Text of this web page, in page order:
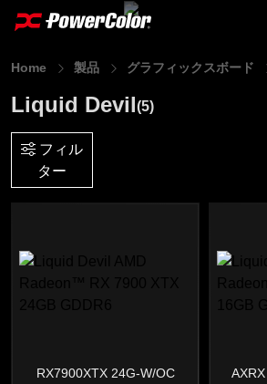
Home 製品 グラフィックスボード
Liquid Devil(5)
フィル
ター
RX7900XTX 24G-W/OC